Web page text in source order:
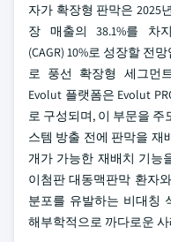
자가 확장형 판막은 2025
장 매출의 38.1%를 차
(CAGR) 10%로 성장할 전
로 풍선 확장형 세그먼
Evolut 플랫폼은 Evolut
로 구성되며, 이 부문을
스템 방출 전에 판막을 재
개가 가능한 재배치 기능
이첨판 대동맥판막 환자
분포를 유발하는 비대칭
해부학적으로 까다로운